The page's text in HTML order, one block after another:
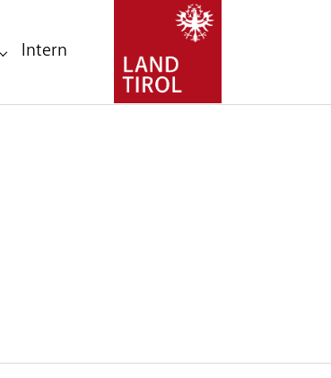
Submenu for "Stellenangebote"
Intern